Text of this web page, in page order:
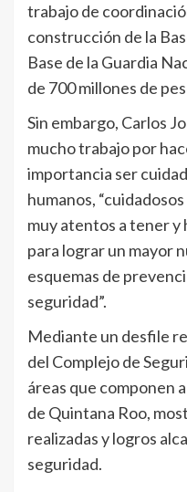
trabajo de
construcción de la
Base de la Guardia
de 700 millones de
Sin embargo, Carlos
mucho trabajo por
importancia ser
humanos,
muy atentos a tener
para lograr un mayor
esquemas de
seguridad”.
Mediante un desfile
del Complejo de
áreas que componen
de Quintana Roo,
realizadas y logros
seguridad.